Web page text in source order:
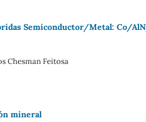
Semiconductor/Metal: Co/
Chesman Feitosa
mineral